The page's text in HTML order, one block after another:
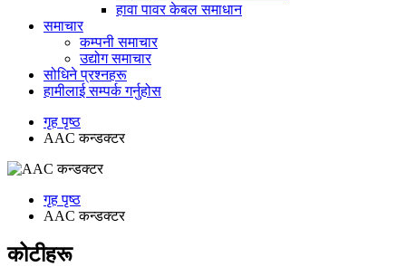
हावा पावर केबल समाधान
समाचार
कम्पनी समाचार
उद्योग समाचार
सोधिने प्रश्नहरू
हामीलाई सम्पर्क गर्नुहोस
गृह पृष्ठ
AAC कन्डक्टर
गृह पृष्ठ
AAC कन्डक्टर
कोटीहरू